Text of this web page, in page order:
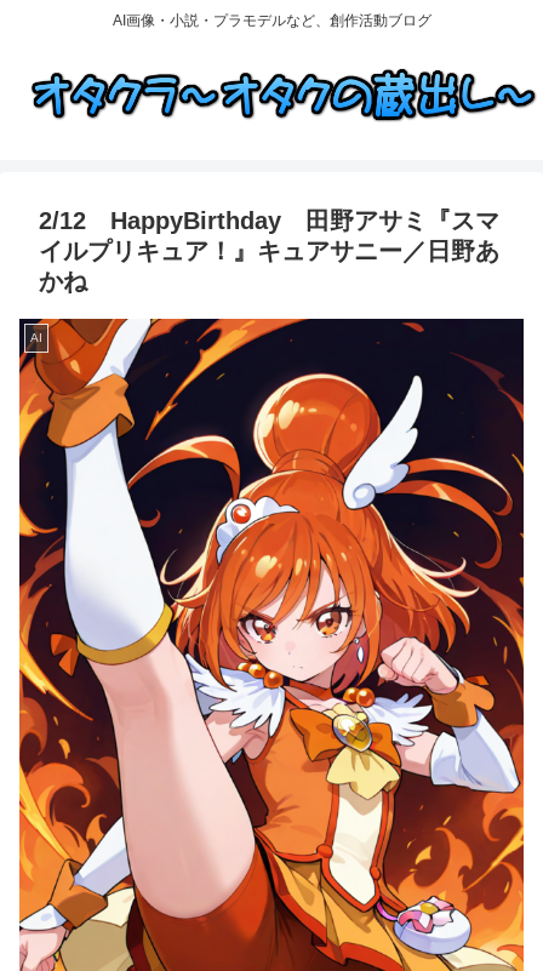
AI画像・小説・プラモデルなど、創作活動ブログ
2/12 HappyBirthday 田野アサミ『スマ
イルプリキュア！』キュアサニー／日野あ
かね
AI